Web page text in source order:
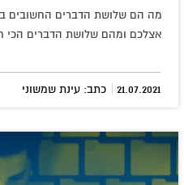
מה הם שלושת הדברים החשובים
אצלכם ומהם שלושת הדברים הכי
21.07.2021
| כתב: עינת שמשוני